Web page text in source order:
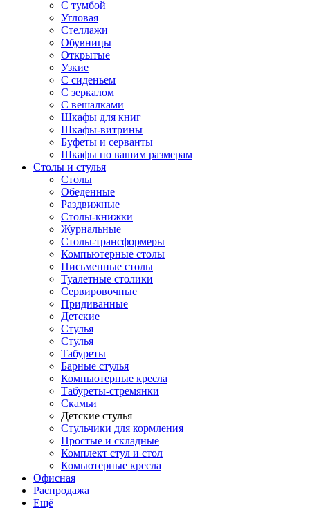
С тумбой
Угловая
Стеллажи
Обувницы
Открытые
Узкие
С сиденьем
С зеркалом
С вешалками
Шкафы для книг
Шкафы-витрины
Буфеты и серванты
Шкафы по вашим размерам
Столы и стулья
Столы
Обеденные
Раздвижные
Столы-книжки
Журнальные
Столы-трансформеры
Компьютерные столы
Письменные столы
Туалетные столики
Сервировочные
Придиванные
Детские
Стулья
Стулья
Табуреты
Барные стулья
Компьютерные кресла
Табуреты-стремянки
Скамьи
Детские стулья
Стульчики для кормления
Простые и складные
Комплект стул и стол
Комьютерные кресла
Офисная
Распродажа
Eщё